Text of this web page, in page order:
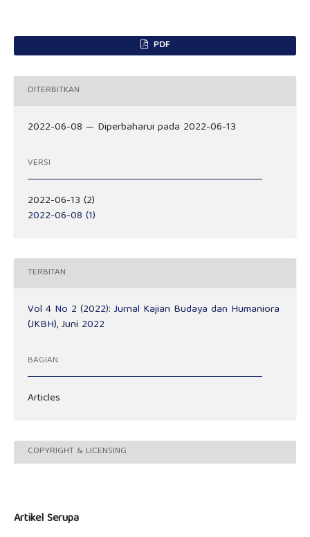
PDF
DITERBITKAN
2022-06-08 — Diperbaharui pada 2022-06-13
VERSI
2022-06-13 (2)
2022-06-08 (1)
TERBITAN
Vol 4 No 2 (2022): Jurnal Kajian Budaya dan Humaniora
(JKBH), Juni 2022
BAGIAN
Articles
COPYRIGHT & LICENSING
Artikel Serupa